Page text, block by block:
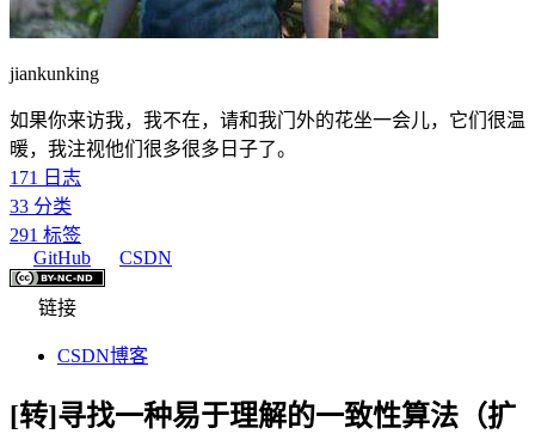
jiankunking
如果你来访我，我不在，请和我门外的花坐一会儿，它们很温
暖，我注视他们很多很多日子了。
171
日志
33 分类
291 标签
GitHub
CSDN
链接
CSDN博客
[转]寻找一种易于理解的一致性算法（扩